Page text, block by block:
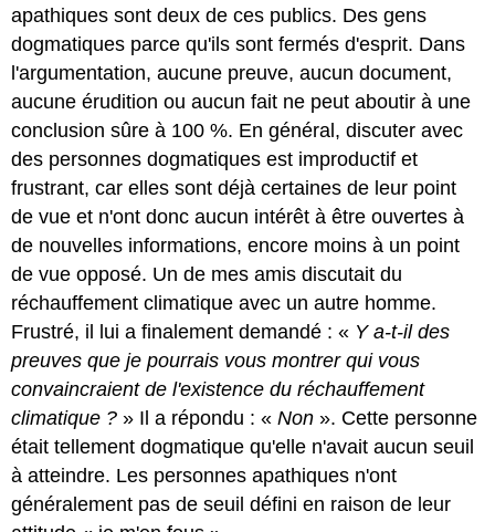
apathiques sont deux de ces publics. Des gens
dogmatiques parce qu'ils sont fermés d'esprit. Dans
l'argumentation, aucune preuve, aucun document,
aucune érudition ou aucun fait ne peut aboutir à une
conclusion sûre à 100 %. En général, discuter avec
des personnes dogmatiques est improductif et
frustrant, car elles sont déjà certaines de leur point
de vue et n'ont donc aucun intérêt à être ouvertes à
de nouvelles informations, encore moins à un point
de vue opposé. Un de mes amis discutait du
réchauffement climatique avec un autre homme.
Frustré, il lui a finalement demandé : « Y a-t-il des
preuves que je pourrais vous montrer qui vous
convaincraient de l'existence du réchauffement
climatique ?» Il a répondu : «Non ». Cette personne
était tellement dogmatique qu'elle n'avait aucun seuil
à atteindre. Les personnes apathiques n'ont
généralement pas de seuil défini en raison de leur